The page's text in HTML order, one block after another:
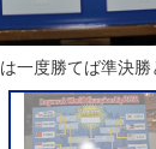
一度勝てば準決